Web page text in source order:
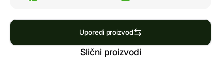
Uporedi proizvod
Slični proizvodi